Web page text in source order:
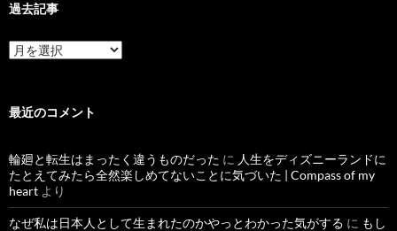
過去記事
過
去
最近のコメント
輪廻と転生はまったく違うものだった に 人生をディズニーランドに
たとえてみたら全然楽しめてないことに気づいた | Compass of my
heart より
なぜ私は日本人として生まれたのかやっとわかった気がする に もし